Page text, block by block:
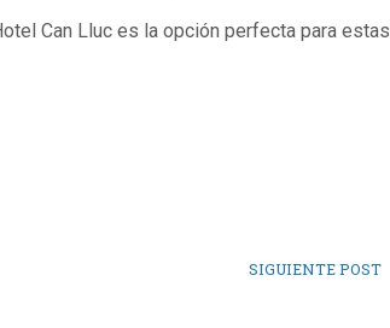
Can Lluc es la opción perfecta para estas
SIGUIENTE POST